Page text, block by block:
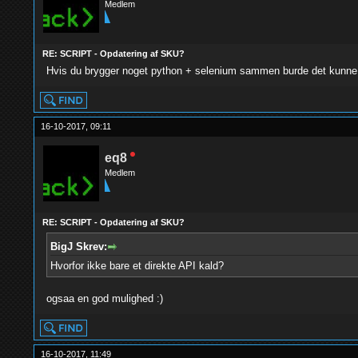
Medlem
RE: SCRIPT - Opdatering af SKU?
Hvis du brygger noget python + selenium sammen burde det
16-10-2017, 09:11
eq8
Medlem
RE: SCRIPT - Opdatering af SKU?
BigJ Skrev:
Hvorfor ikke bare et direkte API kald?
ogsaa en god mulighed :)
16-10-2017, 11:49